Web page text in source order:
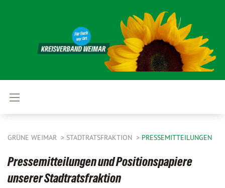
GRÜNE WEIMAR STADTRATSFRAKTION PRESSEMITTEILUNGEN
Pressemitteilungen und Positionspapiere
unserer Stadtratsfraktion